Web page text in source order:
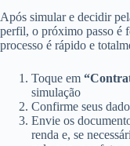
Após simular e decidir
perfil, o próximo passo é
processo é rápido e
Toque em
simulação
Confirme seus
Envie os
renda e, se